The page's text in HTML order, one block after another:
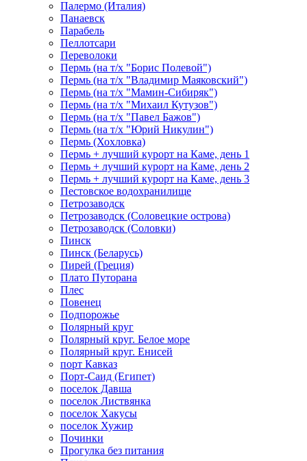
Палермо (Италия)
Панаевск
Парабель
Пеллотсари
Переволоки
Пермь (на т/х "Борис Полевой")
Пермь (на т/х "Владимир Маяковский")
Пермь (на т/х "Мамин-Сибиряк")
Пермь (на т/х "Михаил Кутузов")
Пермь (на т/х "Павел Бажов")
Пермь (на т/х "Юрий Никулин")
Пермь (Хохловка)
Пермь + лучший курорт на Каме, день 1
Пермь + лучший курорт на Каме, день 2
Пермь + лучший курорт на Каме, день 3
Пестовское водохранилище
Петрозаводск
Петрозаводск (Соловецкие острова)
Петрозаводск (Соловки)
Пинск
Пинск (Беларусь)
Пирей (Греция)
Плато Путорана
Плес
Повенец
Подпорожье
Полярный круг
Полярный круг. Белое море
Полярный круг. Енисей
порт Кавказ
Порт-Саид (Египет)
поселок Давша
поселок Листвянка
поселок Хакусы
поселок Хужир
Починки
Прогулка без питания